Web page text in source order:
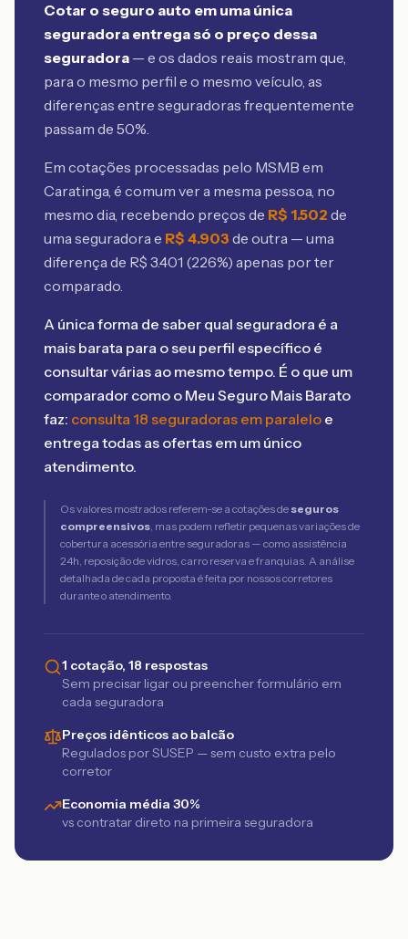
Cotar o seguro auto em uma única
seguradora entrega só o preço dessa
seguradora — e os dados reais mostram que,
para o mesmo perfil e o mesmo veículo, as
diferenças entre seguradoras frequentemente
passam de 50%.
Em cotações processadas pelo MSMB em
Caratinga, é comum ver a mesma pessoa, no
mesmo dia, recebendo preços de R$ 1.502 de
uma seguradora e R$ 4.903 de outra — uma
diferença de R$ 3.401 (226%) apenas por ter
comparado.
A única forma de saber qual seguradora é a
mais barata para o seu perfil específico é
consultar várias ao mesmo tempo. É o que um
comparador como o Meu Seguro Mais Barato
faz: consulta 18 seguradoras em paralelo e
entrega todas as ofertas em um único
atendimento.
Os valores mostrados referem-se a cotações de seguros
compreensivos, mas podem refletir pequenas variações de
cobertura acessória entre seguradoras — como assistência
24h, reposição de vidros, carro reserva e franquias. A análise
detalhada de cada proposta é feita por nossos corretores
durante o atendimento.
1 cotação, 18 respostas
Sem precisar ligar ou preencher formulário em
cada seguradora
Preços idênticos ao balcão
Regulados por SUSEP — sem custo extra pelo
corretor
Economia média 30%
vs contratar direto na primeira seguradora